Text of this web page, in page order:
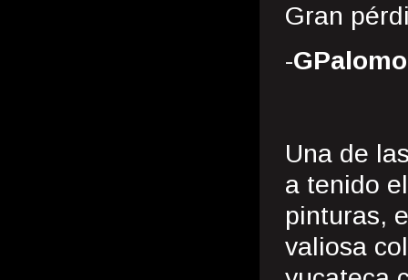
Gran
-GPalomo
Una de
a tenido
pinturas,
valiosa